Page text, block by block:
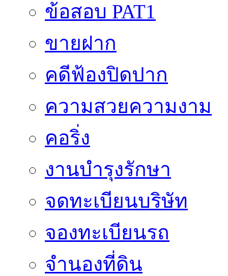
ข้อสอบ PAT1
ขายฝาก
คดีฟ้องปิดปาก
ความสวยความงาม
คอริ่ง
งานบำรุงรักษา
จดทะเบียนบริษัท
จองทะเบียนรถ
จำนองที่ดิน